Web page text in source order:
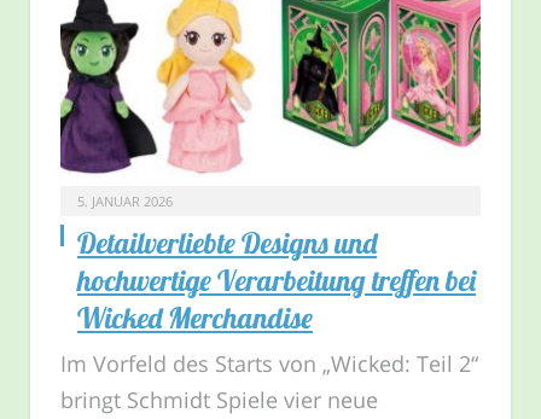
5. JANUAR 2026
Detailverliebte Designs und
hochwertige Verarbeitung treffen bei
Wicked Merchandise
Im Vorfeld des Starts von „Wicked: Teil 2“
bringt Schmidt Spiele vier neue